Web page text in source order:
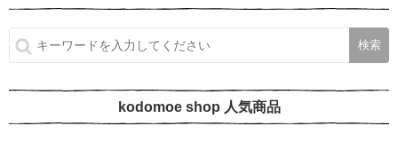
kodomoe shop 人気商品